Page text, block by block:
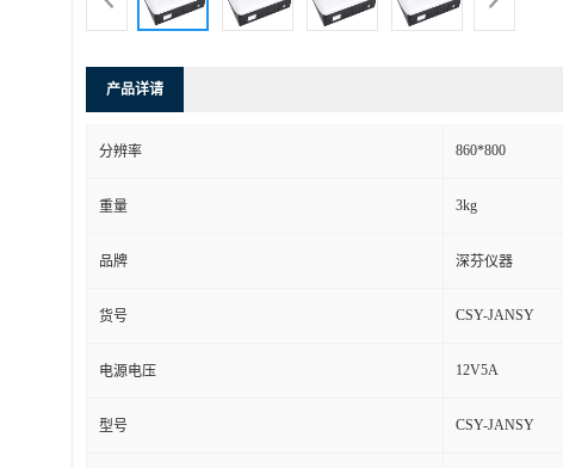
产品详请
分辨率 860*800
重量 3kg
品牌 深芬仪器
货号 CSY-JANSY
电源电压 12V5A
型号 CSY-JANSY